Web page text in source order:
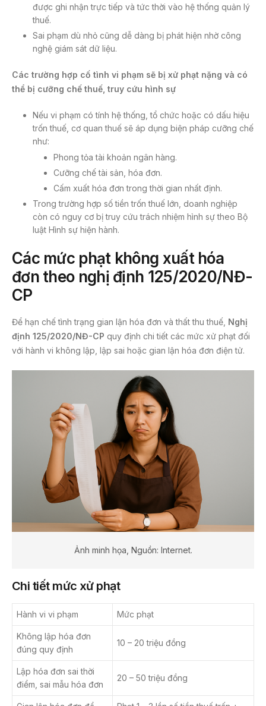
được ghi nhận trực tiếp và tức thời vào hệ thống quản lý
thuế.
Sai phạm dù nhỏ cũng dễ dàng bị phát hiện nhờ công
nghệ giám sát dữ liệu.
Các trường hợp cố tình vi phạm sẽ bị xử phạt nặng và có
thể bị cưỡng chế thuế, truy cứu hình sự
Nếu vi phạm có tính hệ thống, tổ chức hoặc có dấu hiệu
trốn thuế, cơ quan thuế sẽ áp dụng biện pháp cưỡng chế
như:
Phong tỏa tài khoản ngân hàng.
Cưỡng chế tài sản, hóa đơn.
Cấm xuất hóa đơn trong thời gian nhất định.
Trong trường hợp số tiền trốn thuế lớn, doanh nghiệp
còn có nguy cơ bị truy cứu trách nhiệm hình sự theo Bộ
luật Hình sự hiện hành.
Các mức phạt không xuất hóa
đơn theo nghị định 125/2020/NĐ-
CP
Để hạn chế tình trạng gian lận hóa đơn và thất thu thuế, Nghị
định 125/2020/NĐ-CP quy định chi tiết các mức xử phạt đối
với hành vi không lập, lập sai hoặc gian lận hóa đơn điện tử.
Ảnh minh họa, Nguồn: Internet.
Chi tiết mức xử phạt
Hành vi vi phạm Mức phạt
Không lập hóa đơn
đúng quy định
10 – 20 triệu đồng
Lập hóa đơn sai thời
điểm, sai mẫu hóa đơn
20 – 50 triệu đồng